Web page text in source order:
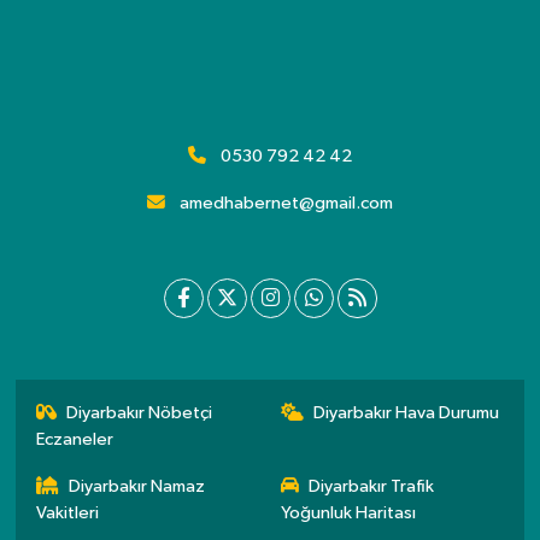
0530 792 42 42
amedhabernet@gmail.com
Diyarbakır Nöbetçi
Eczaneler
Diyarbakır Hava Durumu
Diyarbakır Namaz
Vakitleri
Diyarbakır Trafik
Yoğunluk Haritası